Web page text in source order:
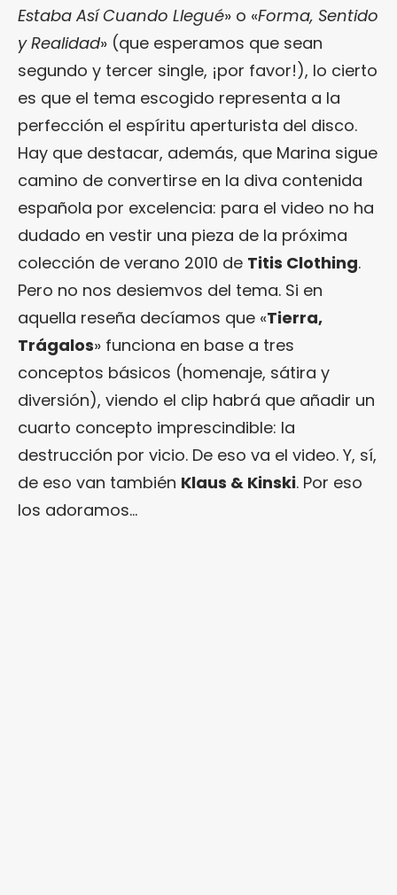
Estaba Así Cuando Llegué» o «Forma, Sentido
y Realidad» (que esperamos que sean
segundo y tercer single, ¡por favor!), lo cierto
es que el tema escogido representa a la
perfección el espíritu aperturista del disco.
Hay que destacar, además, que Marina sigue
camino de convertirse en la diva contenida
española por excelencia: para el video no ha
dudado en vestir una pieza de la próxima
colección de verano 2010 de Titis Clothing.
Pero no nos desiemvos del tema. Si en
aquella reseña decíamos que «Tierra,
Trágalos» funciona en base a tres
conceptos básicos (homenaje, sátira y
diversión), viendo el clip habrá que añadir un
cuarto concepto imprescindible: la
destrucción por vicio. De eso va el video. Y, sí,
de eso van también Klaus & Kinski. Por eso
los adoramos…